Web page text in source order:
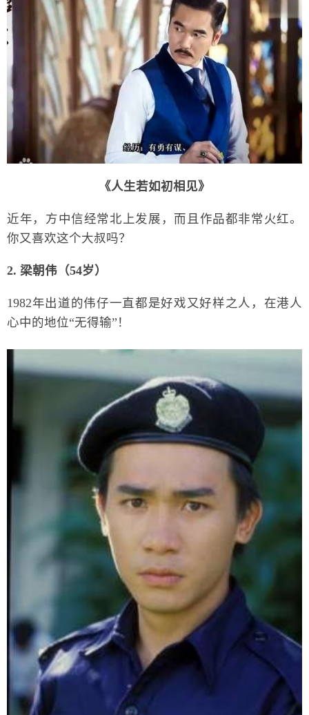
《人生若如初相见》
近年，方中信经常北上发展，而且作品都非常火红。
你又喜欢这个大叔吗？
2. 梁朝伟（54岁）
1982年出道的伟仔一直都是好戏又好样之人，在港人
心中的地位“无得输”！